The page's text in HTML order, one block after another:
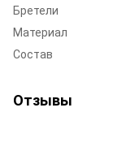
Бретели
Материал
Состав
Отзывы